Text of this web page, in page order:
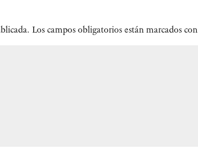
Los campos obligatorios están marcados con